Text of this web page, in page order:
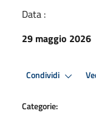
Data :
29 maggio 2026
Condividi
Categorie: